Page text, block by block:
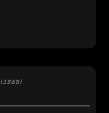
[1985]